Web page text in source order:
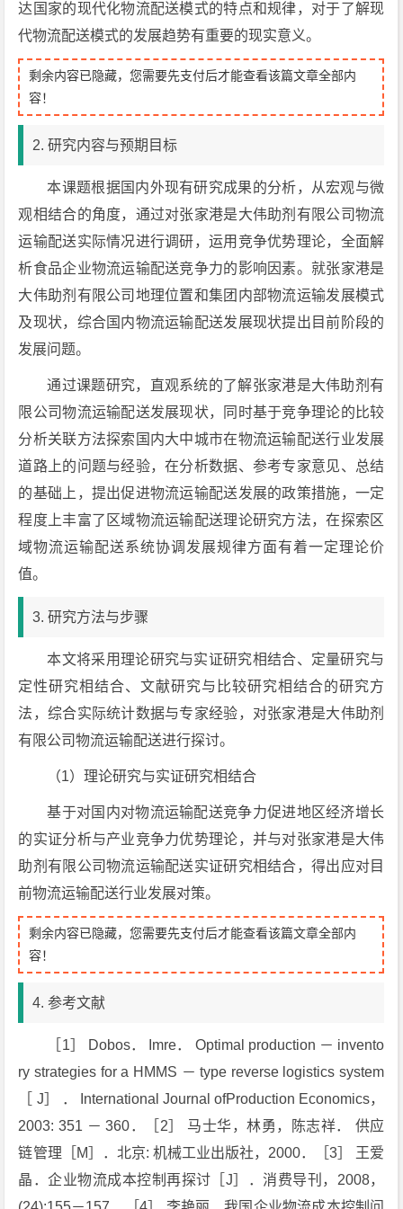
达国家的现代化物流配送模式的特点和规律，对于了解现
代物流配送模式的发展趋势有重要的现实意义。
剩余内容已隐藏，您需要先支付后才能查看该篇文章全部内
容！
2. 研究内容与预期目标
本课题根据国内外现有研究成果的分析，从宏观与微
观相结合的角度，通过对张家港是大伟助剂有限公司物流
运输配送实际情况进行调研，运用竞争优势理论，全面解
析食品企业物流运输配送竞争力的影响因素。就张家港是
大伟助剂有限公司地理位置和集团内部物流运输发展模式
及现状，综合国内物流运输配送发展现状提出目前阶段的
发展问题。
通过课题研究，直观系统的了解张家港是大伟助剂有
限公司物流运输配送发展现状，同时基于竞争理论的比较
分析关联方法探索国内大中城市在物流运输配送行业发展
道路上的问题与经验，在分析数据、参考专家意见、总结
的基础上，提出促进物流运输配送发展的政策措施，一定
程度上丰富了区域物流运输配送理论研究方法，在探索区
域物流运输配送系统协调发展规律方面有着一定理论价
值。
3. 研究方法与步骤
本文将采用理论研究与实证研究相结合、定量研究与
定性研究相结合、文献研究与比较研究相结合的研究方
法，综合实际统计数据与专家经验，对张家港是大伟助剂
有限公司物流运输配送进行探讨。
（1）理论研究与实证研究相结合
基于对国内对物流运输配送竞争力促进地区经济增长
的实证分析与产业竞争力优势理论，并与对张家港是大伟
助剂有限公司物流运输配送实证研究相结合，得出应对目
前物流运输配送行业发展对策。
剩余内容已隐藏，您需要先支付后才能查看该篇文章全部内
容！
4. 参考文献
［1］ Dobos． Imre． Optimal production － invento
ry strategies for a HMMS － type reverse logistics system
［ J］ ． International Journal ofProduction Economics，
2003: 351 － 360．［2］ 马士华，林勇，陈志祥． 供应
链管理［M］．北京: 机械工业出版社，2000．［3］ 王爱
晶．企业物流成本控制再探讨［J］．消费导刊，2008，